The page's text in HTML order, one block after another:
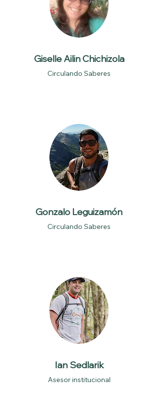
Giselle Ailin Chichizola
Circulando Saberes
Gonzalo Leguizamón
Circulando Saberes
Ian Sedlarik
Asesor institucional